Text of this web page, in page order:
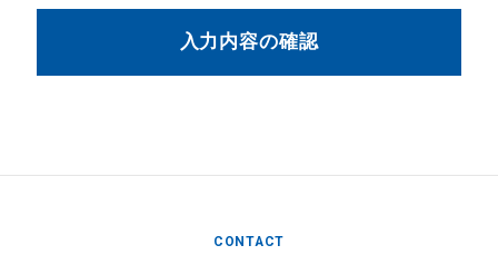
入力内容の確認
CONTACT